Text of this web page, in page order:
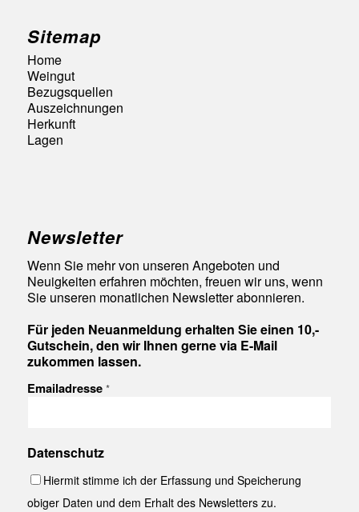
Sitemap
Home
Weingut
Bezugsquellen
Auszeichnungen
Herkunft
Lagen
Newsletter
Wenn Sie mehr von unseren Angeboten und
Neuigkeiten erfahren möchten, freuen wir uns, wenn
Sie unseren monatlichen Newsletter abonnieren.
Für jeden Neuanmeldung erhalten Sie einen 10,-
Gutschein, den wir Ihnen gerne via E-Mail
zukommen lassen.
Emailadresse *
Datenschutz
Hiermit stimme ich der Erfassung und Speicherung
obiger Daten und dem Erhalt des Newsletters zu.